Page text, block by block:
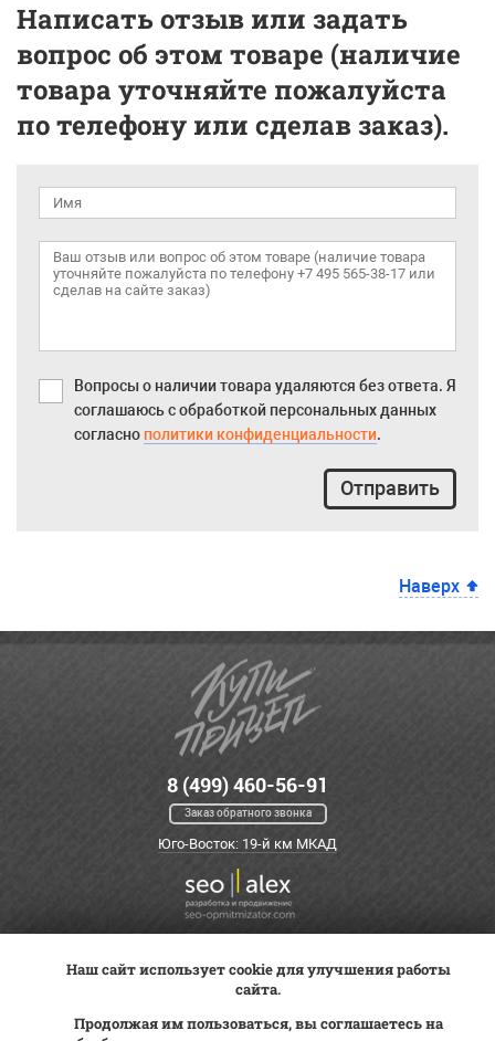
Написать отзыв или задать
вопрос об этом товаре (наличие
товара уточняйте пожалуйста
по телефону или сделав заказ).
Вопросы о наличии товара удаляются без ответа. Я
соглашаюсь с обработкой персональных данных
согласно политики конфиденциальности.
Отправить
Наверх
8 (499) 460-56-91
Заказ обратного звонка
Юго-Восток: 19-й км МКАД
Трейд-ин
ВК Видео
Наш сайт использует cookie для улучшения работы
сайта.
Продолжая им пользоваться, вы соглашаетесь на